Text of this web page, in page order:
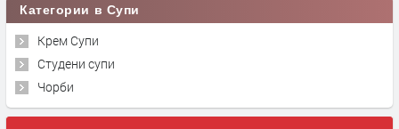
Категории в Супи
Крем Супи
Студени супи
Чорби